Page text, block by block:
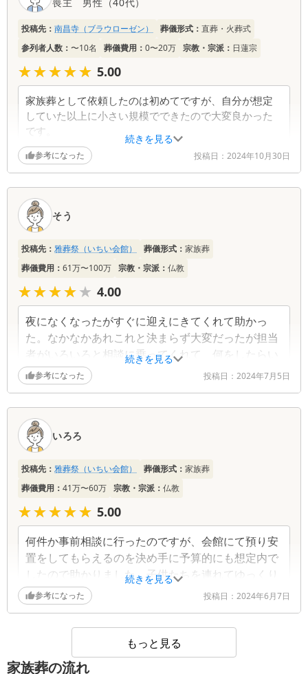
続きを見る
投稿先： 南昌寺（ブラウローゼン） 葬儀形式： 直葬・火葬式
参列者人数： 〜10名 葬儀費用： 0〜20万 宗教・宗派： 日蓮宗
★★★★★
★★★★★ 5.00
家族葬として依頼したのは初めてですが、自分が想定
していた以上に小さい規模でできたので大変良かった
です。
参考になった 投稿日： 2024年10月30日
続きを見る
そう
投稿先： 雅葬祭（いちい会館） 葬儀形式： 家族葬
葬儀費用： 61万〜100万 宗教・宗派： 仏教
★★★★★
★★★★★ 4.00
夜になくなったがすぐに迎えにきてくれて助かっ
た。なかなかあれこれと決まらず大変だったが担当
者がいろいろと相談に乗ってくれて、何をしたらい
いのかしっかり説明してくれてわかりやすかった。
結局宿泊は取りやめたが部屋もきれいで安心して母
親を預けることができた。本当によくしてもらって
お願いしてよかった
参考になった 投稿日： 2024年7月5日
続きを見る
いろろ
投稿先： 雅葬祭（いちい会館） 葬儀形式： 家族葬
葬儀費用： 41万〜60万 宗教・宗派： 仏教
★★★★★
★★★★★ 5.00
何件か事前相談に行ったのですが、会館にて預り安
置をしてもらえるのを決め手に予算的にも想定内で
したので助かりました。子供たちを連れてゆっくり
と最後の時間を父と過ごすことができました。火葬
場も近く移動等もスムーズでした。式場も程よい広
さで8人ほどの参列でも寂しさもなく、スタッフの
方にもいろいろお気遣いいただきとても良かったで
す。
参考になった 投稿日： 2024年6月7日
もっと見る
家族葬の流れ